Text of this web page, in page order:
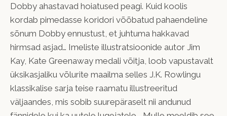
Dobby ahastavad hoiatused peagi. Kuid koolis
kordab pimedasse koridori võõbatud pahaendeline
sõnum Dobby ennustust, et juhtuma hakkavad
hirmsad asjad… Imeliste illustratsioonide autor Jim
Kay, Kate Greenaway medali võitja, loob vapustavalt
üksikasjaliku võlurite maailma selles J.K. Rowlingu
klassikalise sarja teise raamatu illustreeritud
väljaandes, mis sobib suurepäraselt nii andunud